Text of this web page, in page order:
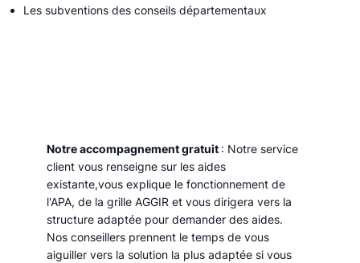
Les subventions des conseils départementaux
Notre accompagnement gratuit : Notre service
client vous renseigne sur les aides
existante,vous explique le fonctionnement de
l'APA, de la grille AGGIR et vous dirigera vers la
structure adaptée pour demander des aides.
Nos conseillers prennent le temps de vous
aiguiller vers la solution la plus adaptée si vous